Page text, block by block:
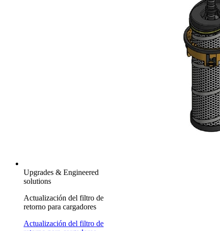
Upgrades & Engineered
solutions
Actualización del filtro de
retorno para cargadores
Actualización del filtro de